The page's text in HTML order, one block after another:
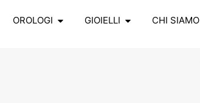
OROLOGI GIOIELLI CHI SIAMO